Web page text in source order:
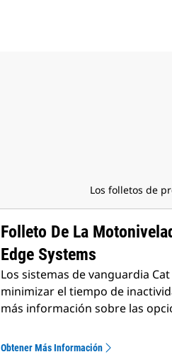
Los folletos de
Folleto De La
Edge Systems
Los sistemas de vanguardia
minimizar el tiempo de
más información sobre las
Obtener Más Información